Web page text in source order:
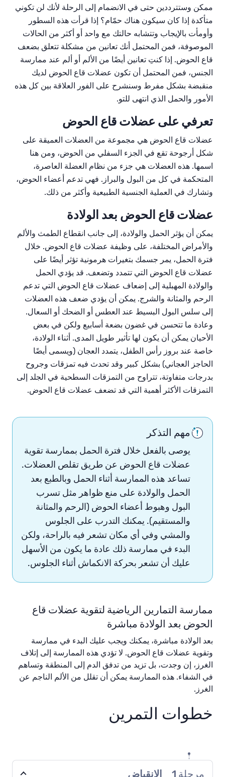
ممكن وستترددين حتى في الانضمام إلى الرحلة لأنك لن تكوني
متأكدة إذا كان سيكون هناك حمّام؟ إذا قرأت هذه السطور
وأومأت بالإيجاب وتتشابه حالتك مع واحد أو أكثر من الحالات
الموصوفة، فمن المحتمل أنك تعانين من مشكلة تتعلق بضعف
قاع الحوض. إذا كنتِ تعانين أيضًا من الألم أو ألم عند ممارسة
الجنس، فمن المحتمل أن تكون عضلات قاع الحوض لديك
منقبضة بشكل مفرط وسنشرح على الفور العلاقة بين كل هذه
الأمور والحمل الذي انتهى للتو.
تعرفي على عضلات قاع الحوض
عضلات قاع الحوض هي مجموعة من العضلات العميقة على
شكل أرجوحة تقع في الجزء السفلي من الحوض، ومن هنا
اسمها. هذه العضلات هي جزء من نظام العضلة العاصرة،
المتحكمة في كل من البول والبراز. فهي تدعم أعضاء الحوض،
وتشارك في العملية الجنسية الطبيعية وأكثر من ذلك.
عضلات قاع الحوض بعد الولادة
يمكن أن يؤثر الحمل والولادة، إلى جانب انقطاع الطمث والألم
والأمراض المختلفة، على وظيفة عضلات قاع الحوض. خلال
فترة الحمل، يمر جسمك بتغيرات هرمونية تؤثر أيضًا على
عضلات قاع الحوض التي تتمدد وتضعف. قد يؤدي الحمل
والولادة المهبلية إلى إضعاف عضلات قاع الحوض التي تدعم
الرحم والمثانة والشرج. يمكن أن يؤدي ضعف هذه العضلات
إلى سلس البول البسيط عند العطس أو الضحك أو السعال.
وعادة ما تتحسن في غضون بضعة أسابيع ولكن في بعض
الأحيان يمكن أن يكون لها تأثير طويل المدى. أثناء الولادة،
خاصة عند بروز رأس الطفل، يتمدد العجان (ويسمى أيضًا
الحاجز العجاني) بشكل كبير وقد تحدث فيه تمزقات وجروح
بدرجات متفاوتة، تتراوح من التمزقات السطحية في الجلد إلى
التمزقات الأكثر أهمية التي قد تضعف عضلات قاع الحوض.
مهم التذكر
يوصى بالفعل خلال فترة الحمل بممارسة تقوية
عضلات قاع الحوض عن طريق تقلص العضلات.
تساعد هذه الممارسة أثناء الحمل وبالطبع بعد
الحمل والولادة على منع ظواهر مثل تسرب
البول وهبوط أعضاء الحوض (الرحم والمثانة
والمستقيم). يمكنك التدرب على الجلوس
والمشي وفي أي مكان تشعر فيه بالراحة، ولكن
البدء في ممارسة ذلك عادة ما يكون من الأسهل
عليك أن تشعر بحركة الانكماش أثناء الجلوس.
ممارسة التمارين الرياضية لتقوية عضلات قاع
الحوض بعد الولادة مباشرة
بعد الولادة مباشرة، يمكنك ويجب عليك البدء في ممارسة
وتقوية عضلات قاع الحوض. لا تؤدي هذه الممارسة إلى إتلاف
الغرز، إن وجدت، بل تزيد من تدفق الدم إلى المنطقة وتساهم
في الشفاء. هذه الممارسة يمكن أن تقلل من الألم الناجم عن
الغرز.
خطوات التمرين
مرحلة 1 الإنقباض